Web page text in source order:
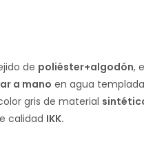
de poliéster+algodón,
a mano en agua
gris de material
calidad IKK.